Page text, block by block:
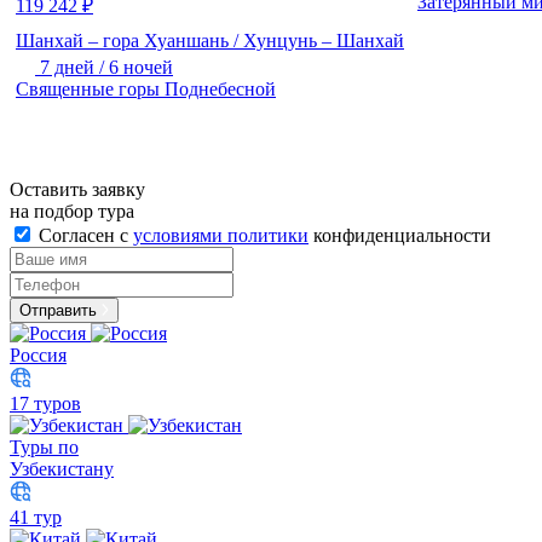
119 242 ₽
Шанхай – гора Хуаншань / Хунцунь – Шанхай
7 дней / 6 ночей
Священные горы Поднебесной
Оставить заявку
на подбор тура
Согласен с условиями политики конфиденциальности
Отправить
Россия
17 туров
Туры по
Узбекистану
41 тур